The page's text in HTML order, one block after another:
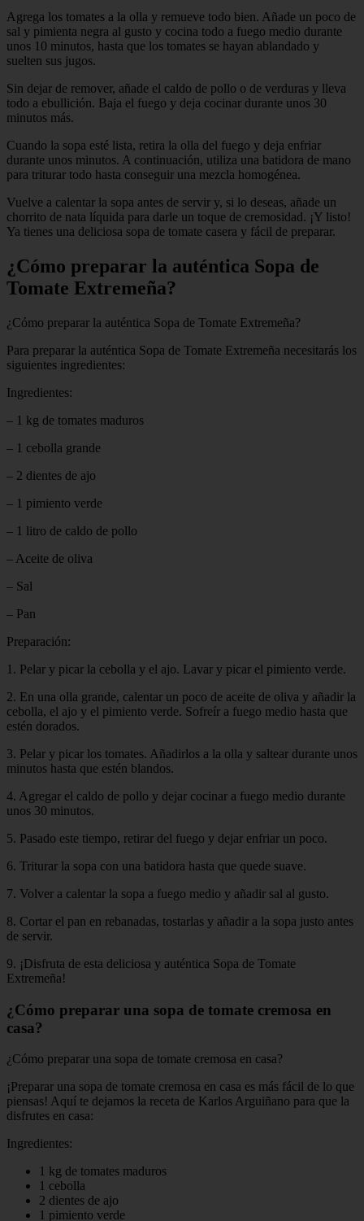
Agrega los tomates a la olla y remueve todo bien. Añade un poco de
sal y pimienta negra al gusto y cocina todo a fuego medio durante
unos 10 minutos, hasta que los tomates se hayan ablandado y
suelten sus jugos.
Sin dejar de remover, añade el caldo de pollo o de verduras y lleva
todo a ebullición. Baja el fuego y deja cocinar durante unos 30
minutos más.
Cuando la sopa esté lista, retira la olla del fuego y deja enfriar
durante unos minutos. A continuación, utiliza una batidora de mano
para triturar todo hasta conseguir una mezcla homogénea.
Vuelve a calentar la sopa antes de servir y, si lo deseas, añade un
chorrito de nata líquida para darle un toque de cremosidad. ¡Y listo!
Ya tienes una deliciosa sopa de tomate casera y fácil de preparar.
¿Cómo preparar la auténtica Sopa de
Tomate Extremeña?
¿Cómo preparar la auténtica Sopa de Tomate Extremeña?
Para preparar la auténtica Sopa de Tomate Extremeña necesitarás los
siguientes ingredientes:
Ingredientes:
– 1 kg de tomates maduros
– 1 cebolla grande
– 2 dientes de ajo
– 1 pimiento verde
– 1 litro de caldo de pollo
– Aceite de oliva
– Sal
– Pan
Preparación:
1. Pelar y picar la cebolla y el ajo. Lavar y picar el pimiento verde.
2. En una olla grande, calentar un poco de aceite de oliva y añadir la
cebolla, el ajo y el pimiento verde. Sofreír a fuego medio hasta que
estén dorados.
3. Pelar y picar los tomates. Añadirlos a la olla y saltear durante unos
minutos hasta que estén blandos.
4. Agregar el caldo de pollo y dejar cocinar a fuego medio durante
unos 30 minutos.
5. Pasado este tiempo, retirar del fuego y dejar enfriar un poco.
6. Triturar la sopa con una batidora hasta que quede suave.
7. Volver a calentar la sopa a fuego medio y añadir sal al gusto.
8. Cortar el pan en rebanadas, tostarlas y añadir a la sopa justo antes
de servir.
9. ¡Disfruta de esta deliciosa y auténtica Sopa de Tomate
Extremeña!
¿Cómo preparar una sopa de tomate cremosa en
casa?
¿Cómo preparar una sopa de tomate cremosa en casa?
¡Preparar una sopa de tomate cremosa en casa es más fácil de lo que
piensas! Aquí te dejamos la receta de Karlos Arguiñano para que la
disfrutes en casa:
Ingredientes:
1 kg de tomates maduros
1 cebolla
2 dientes de ajo
1 pimiento verde